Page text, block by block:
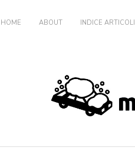
HOME ABOUT INDICE ARTICOLI